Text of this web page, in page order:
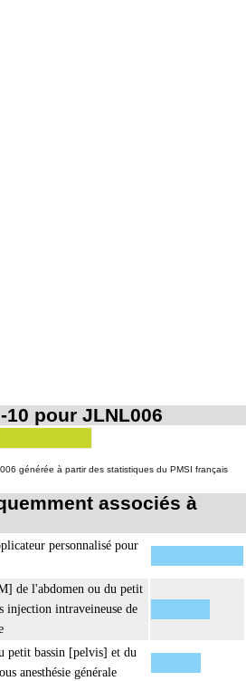
pour JLNL006
générée à partir des statistiques du PMSI français
associés à
personnalisé pour
de l'abdomen ou du petit
injection intraveineuse de
petit bassin [pelvis] et du
anesthésie générale